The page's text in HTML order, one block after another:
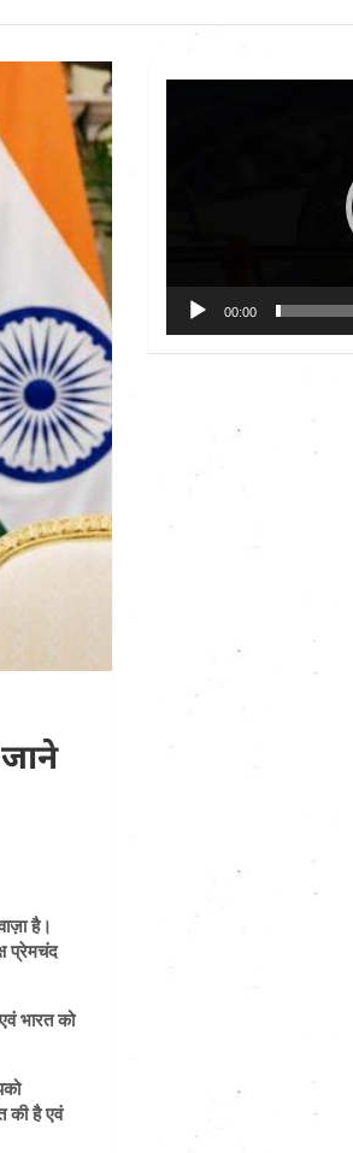
है।
प्रेमचंद
भारत को
की है एवं
00:00